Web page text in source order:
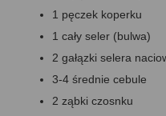
1 pęczek koperku
1 cały seler (bulwa)
2 gałązki selera
3-4 średnie cebule
2 ząbki czosnku